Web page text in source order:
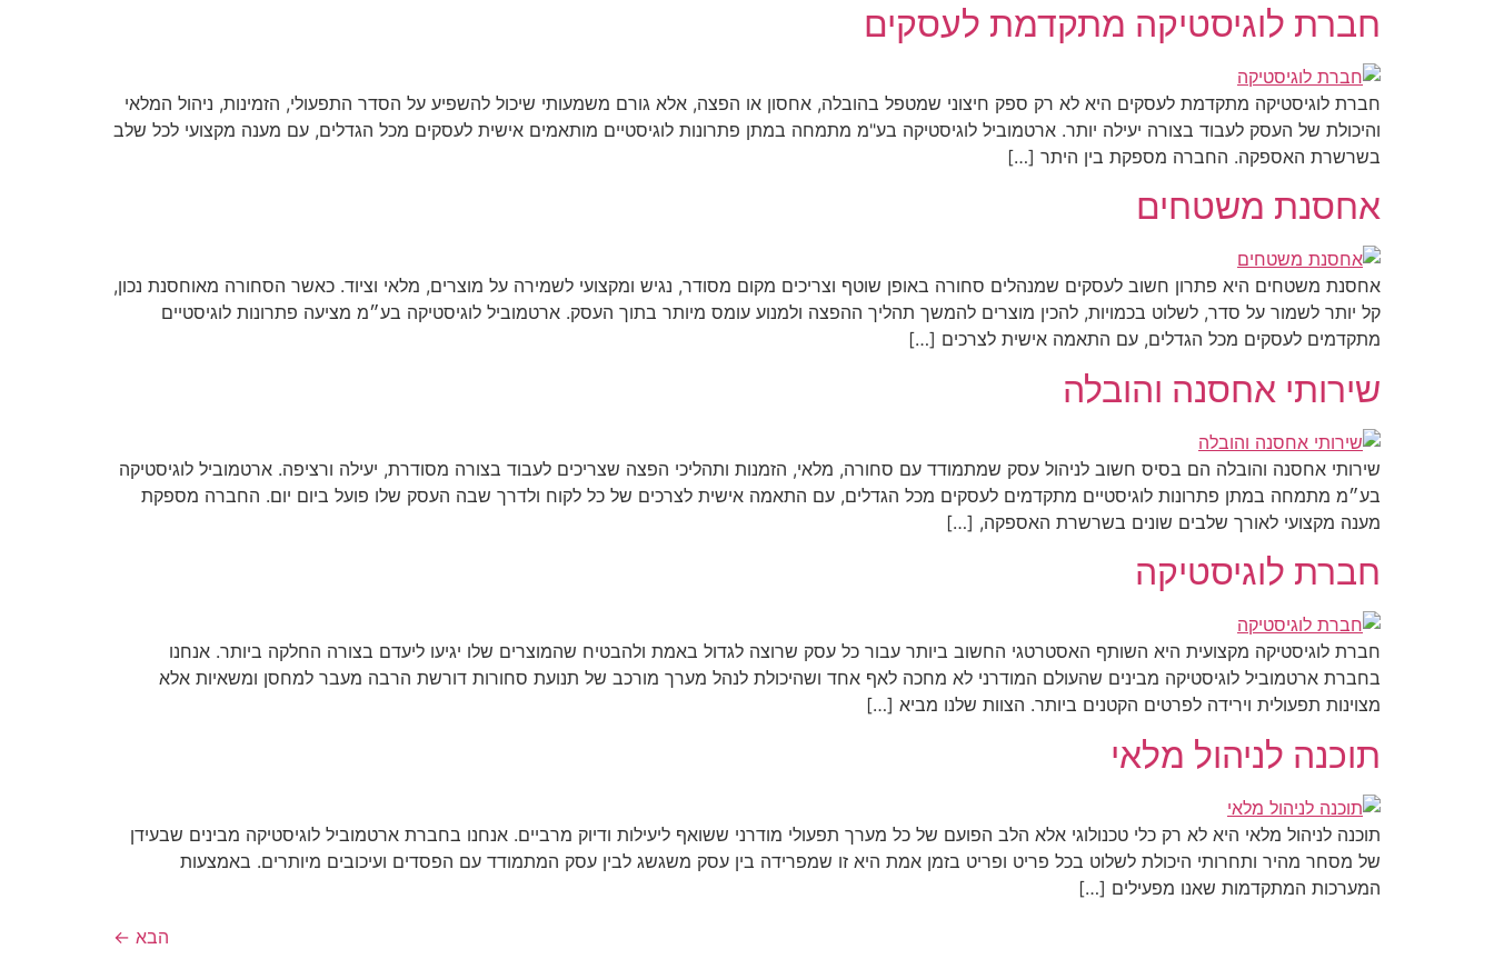
חברת לוגיסטיקה מתקדמת לעסקים
חברת לוגיסטיקה מתקדמת לעסקים היא לא רק ספק חיצוני שמטפל בהובלה, אחסון או הפצה, אלא גורם משמעותי שיכול להשפיע על הסדר התפעולי, הזמינות, ניהול המלאי
והיכולת של העסק לעבוד בצורה יעילה יותר. ארטמוביל לוגיסטיקה בע"מ מתמחה במתן פתרונות לוגיסטיים מותאמים אישית לעסקים מכל הגדלים, עם מענה מקצועי לכל שלב
בשרשרת האספקה. החברה מספקת בין היתר […]
אחסנת משטחים
אחסנת משטחים היא פתרון חשוב לעסקים שמנהלים סחורה באופן שוטף וצריכים מקום מסודר, נגיש ומקצועי לשמירה על מוצרים, מלאי וציוד. כאשר הסחורה מאוחסנת נכון,
קל יותר לשמור על סדר, לשלוט בכמויות, להכין מוצרים להמשך תהליך ההפצה ולמנוע עומס מיותר בתוך העסק. ארטמוביל לוגיסטיקה בע״מ מציעה פתרונות לוגיסטיים
מתקדמים לעסקים מכל הגדלים, עם התאמה אישית לצרכים […]
שירותי אחסנה והובלה
שירותי אחסנה והובלה הם בסיס חשוב לניהול עסק שמתמודד עם סחורה, מלאי, הזמנות ותהליכי הפצה שצריכים לעבוד בצורה מסודרת, יעילה ורציפה. ארטמוביל לוגיסטיקה
בע״מ מתמחה במתן פתרונות לוגיסטיים מתקדמים לעסקים מכל הגדלים, עם התאמה אישית לצרכים של כל לקוח ולדרך שבה העסק שלו פועל ביום יום. החברה מספקת
מענה מקצועי לאורך שלבים שונים בשרשרת האספקה, […]
חברת לוגיסטיקה
חברת לוגיסטיקה מקצועית היא השותף האסטרטגי החשוב ביותר עבור כל עסק שרוצה לגדול באמת ולהבטיח שהמוצרים שלו יגיעו ליעדם בצורה החלקה ביותר. אנחנו
בחברת ארטמוביל לוגיסטיקה מבינים שהעולם המודרני לא מחכה לאף אחד ושהיכולת לנהל מערך מורכב של תנועת סחורות דורשת הרבה מעבר למחסן ומשאיות אלא
מצוינות תפעולית וירידה לפרטים הקטנים ביותר. הצוות שלנו מביא […]
תוכנה לניהול מלאי
תוכנה לניהול מלאי היא לא רק כלי טכנולוגי אלא הלב הפועם של כל מערך תפעולי מודרני ששואף ליעילות ודיוק מרביים. אנחנו בחברת ארטמוביל לוגיסטיקה מבינים שבעידן
של מסחר מהיר ותחרותי היכולת לשלוט בכל פריט ופריט בזמן אמת היא זו שמפרידה בין עסק משגשג לבין עסק המתמודד עם הפסדים ועיכובים מיותרים. באמצעות
המערכות המתקדמות שאנו מפעילים […]
הבא ←